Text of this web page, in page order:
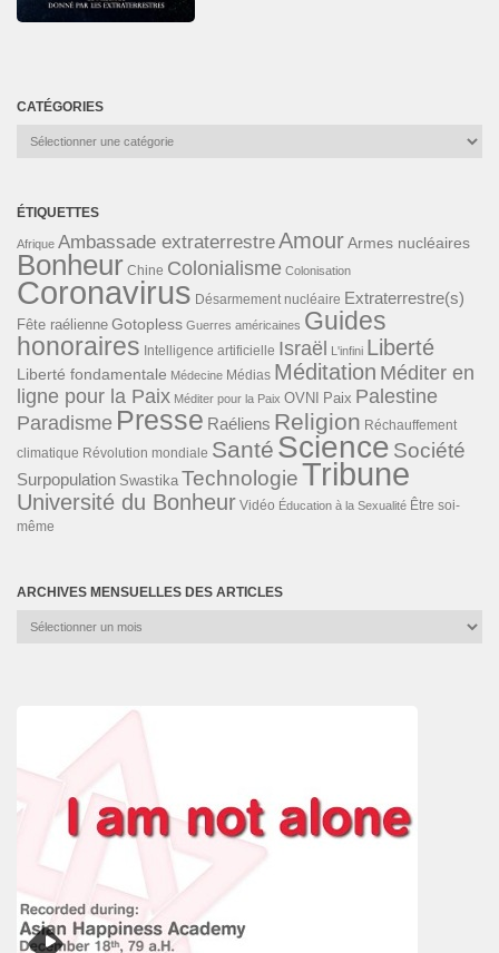
CATÉGORIES
Catégories
ÉTIQUETTES
Afrique Ambassade extraterrestreAmourArmes nucléaires
Bonheur Chine Colonialisme Colonisation
Coronavirus Désarmement nucléaire Extraterrestre(s)
Fête raélienne Gotopless Guerres américaines Guides
honoraires Intelligence artificielle Israël L'infini Liberté
Liberté fondamentale Médecine Médias Méditation Méditer en
ligne pour la Paix Méditer pour la Paix OVNI Paix Palestine
Paradisme Presse Raéliens Religion Réchauffement
climatique Révolution mondiale Santé Science Société
Surpopulation Swastika TechnologieTribune
Université du Bonheur Vidéo Éducation à la Sexualité Être soi-
même
ARCHIVES MENSUELLES DES ARTICLES
Archives